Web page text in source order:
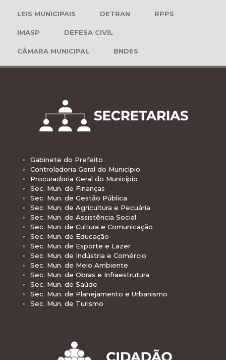
LEIS MUNICIPAIS DETRAN RPPS
IMASP DEFESA CIVIL
CÂMARA MUNICIPAL BNDES
Gabinete do Prefeito
Controladoria Geral do Município
Procuradoria Geral do Município
Sec. Mun. de Finanças
Sec. Mun. de Gestão Pública
Sec. Mun. de Agricultura e Pecuária
Sec. Mun. de Assistência Social
Sec. Mun. de Cultura e Comunicação
Sec. Mun. de Educação
Sec. Mun. de Esporte e Lazer
Sec. Mun. de Indústria e Comércio
Sec. Mun. de Meio Ambiente
Sec. Mun. de Obras e Infraestrutura
Sec. Mun. de Saúde
Sec. Mun. de Planejamento e Urbanismo
Sec. Mun. de Turismo